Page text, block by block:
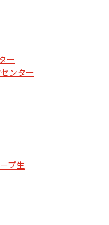
ー
ンター
プ生